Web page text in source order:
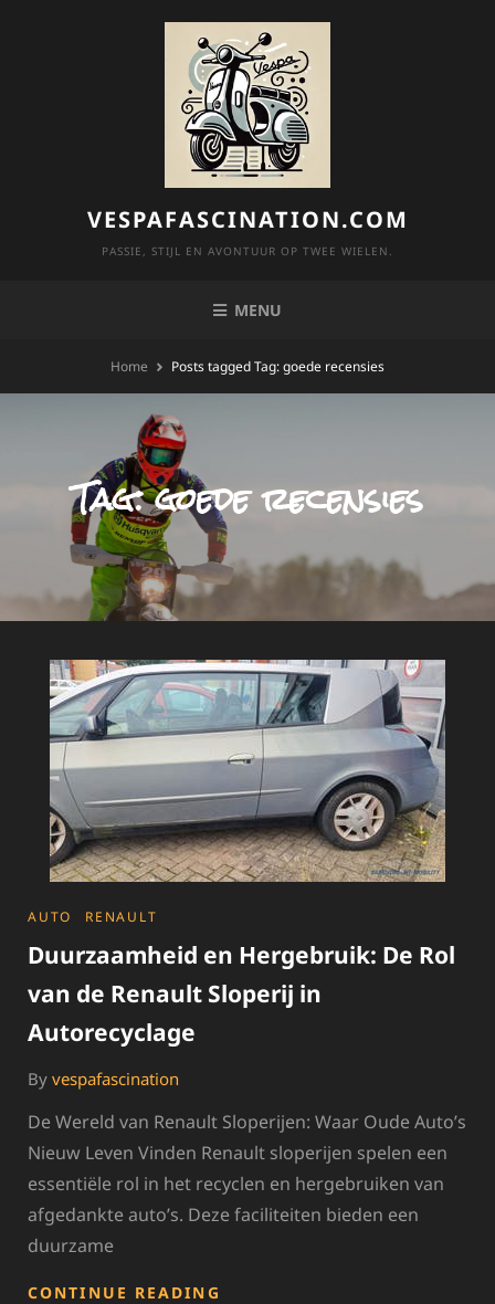
VESPAFASCINATION.COM
PASSIE, STIJL EN AVONTUUR OP TWEE WIELEN.
MENU
Home Posts taggedTag:goede recensies
Tag:goede recensies
CATEGORIES
AUTO RENAULT
Duurzaamheid en Hergebruik: De Rol
van de Renault Sloperij in
Autorecyclage
By vespafascination
De Wereld van Renault Sloperijen: Waar Oude Auto’s
Nieuw Leven Vinden Renault sloperijen spelen een
essentiële rol in het recyclen en hergebruiken van
afgedankte auto’s. Deze faciliteiten bieden een
duurzame
CONTINUE READING